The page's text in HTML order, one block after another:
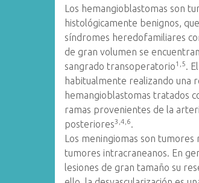
Los hemangioblastomas son
histológicamente benignos,
síndromes heredofamiliares
de gran volumen se
sangrado transoperatorio1,5.
habitualmente realizando una
hemangioblastomas tratados
ramas provenientes de la
posteriores3,4,6.
Los meningiomas son
tumores intracraneanos. En
lesiones de gran tamaño su